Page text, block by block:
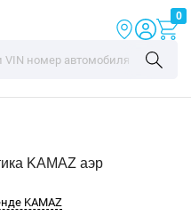
0
KAMAZ аэр
KAMAZ